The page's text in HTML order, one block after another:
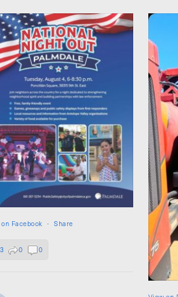
Facebook · Share
3 0 0